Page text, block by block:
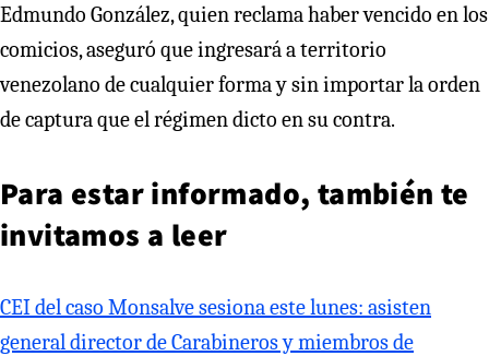
Edmundo González, quien reclama haber vencido en los
comicios, aseguró que ingresará a territorio
venezolano de cualquier forma y sin importar la orden
de captura que el régimen dicto en su contra.
Para estar informado, también te
invitamos a leer
CEI del caso Monsalve sesiona este lunes: asisten
general director de Carabineros y miembros de